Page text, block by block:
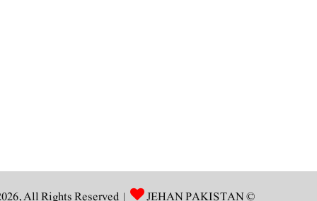
© Copyright 2026, All Rights Reserved |
JEHAN PAKISTAN